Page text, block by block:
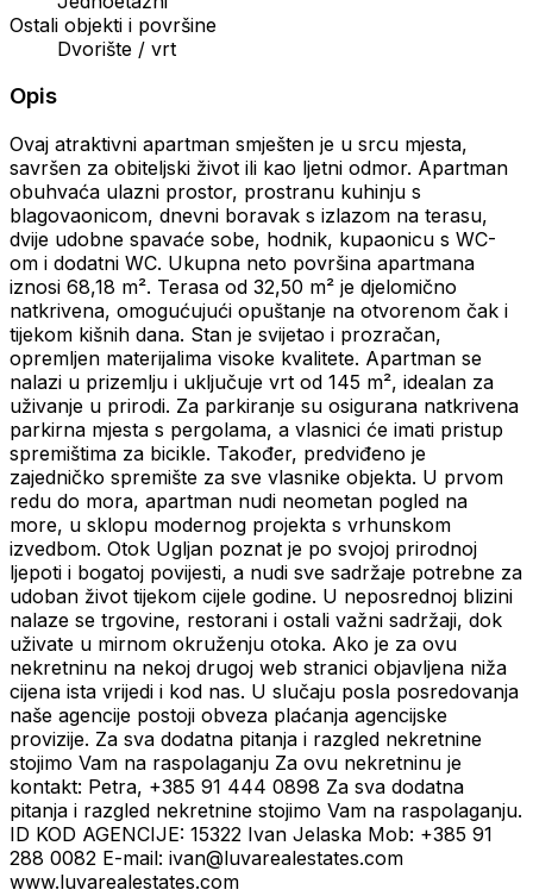
Ostali objekti i površine
Dvorište / vrt
Opis
Ovaj atraktivni apartman smješten je u srcu mjesta,
savršen za obiteljski život ili kao ljetni odmor. Apartman
obuhvaća ulazni prostor, prostranu kuhinju s
blagovaonicom, dnevni boravak s izlazom na terasu,
dvije udobne spavaće sobe, hodnik, kupaonicu s WC-
om i dodatni WC. Ukupna neto površina apartmana
iznosi 68,18 m². Terasa od 32,50 m² je djelomično
natkrivena, omogućujući opuštanje na otvorenom čak i
tijekom kišnih dana. Stan je svijetao i prozračan,
opremljen materijalima visoke kvalitete. Apartman se
nalazi u prizemlju i uključuje vrt od 145 m², idealan za
uživanje u prirodi. Za parkiranje su osigurana natkrivena
parkirna mjesta s pergolama, a vlasnici će imati pristup
spremištima za bicikle. Također, predviđeno je
zajedničko spremište za sve vlasnike objekta. U prvom
redu do mora, apartman nudi neometan pogled na
more, u sklopu modernog projekta s vrhunskom
izvedbom. Otok Ugljan poznat je po svojoj prirodnoj
ljepoti i bogatoj povijesti, a nudi sve sadržaje potrebne za
udoban život tijekom cijele godine. U neposrednoj blizini
nalaze se trgovine, restorani i ostali važni sadržaji, dok
uživate u mirnom okruženju otoka. Ako je za ovu
nekretninu na nekoj drugoj web stranici objavljena niža
cijena ista vrijedi i kod nas. U slučaju posla posredovanja
naše agencije postoji obveza plaćanja agencijske
provizije. Za sva dodatna pitanja i razgled nekretnine
stojimo Vam na raspolaganju Za ovu nekretninu je
kontakt: Petra, +385 91 444 0898 Za sva dodatna
pitanja i razgled nekretnine stojimo Vam na raspolaganju.
ID KOD AGENCIJE: 15322 Ivan Jelaska Mob: +385 91
288 0082 E-mail: ivan@luvarealestates.com
www.luvarealestates.com